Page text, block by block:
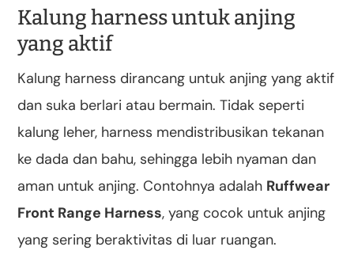
Kalung harness untuk anjing
yang aktif
Kalung harness dirancang untuk anjing yang aktif
dan suka berlari atau bermain. Tidak seperti
kalung leher, harness mendistribusikan tekanan
ke dada dan bahu, sehingga lebih nyaman dan
aman untuk anjing. Contohnya adalah Ruffwear
Front Range Harness, yang cocok untuk anjing
yang sering beraktivitas di luar ruangan.